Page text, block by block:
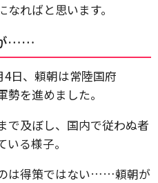
ればと思います。
……
日、頼朝は常陸国府
勢を進めました。
で及ぼし、国内で従わぬ者
る様子。
は得策ではない……頼朝が